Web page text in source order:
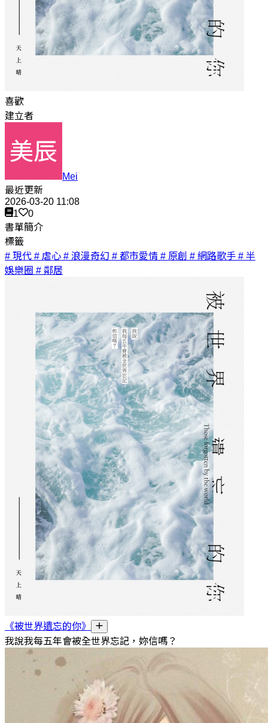
喜歡
建立者
Mei
最近更新
2026-03-20 11:08
1
0
書單簡介
標籤
# 現代 # 虐心 # 浪漫奇幻 # 都市愛情 # 原創 # 網路歌手 # 半
娛樂圈 # 鄰居
《被世界遺忘的你》
我說我每五年會被全世界忘記，妳信嗎？